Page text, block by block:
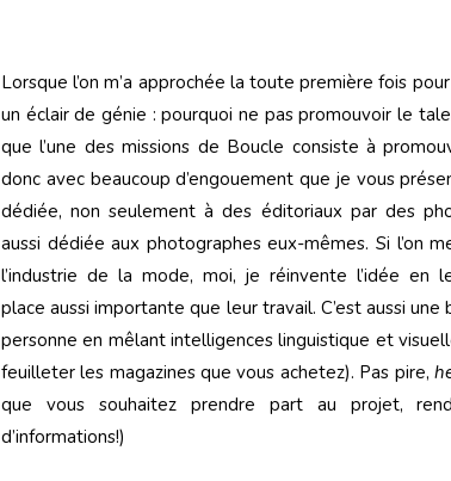
Lorsque l’on m’a approchée la toute première fois
un éclair de génie : pourquoi ne pas promouvoir le
que l’une des missions de Boucle consiste à
donc avec beaucoup d’engouement que je vous
dédiée, non seulement à des éditoriaux par des
aussi dédiée aux photographes eux-mêmes. Si l’on
l’industrie de la mode, moi, je réinvente l’idée en
place aussi importante que leur travail. C’est aussi une
personne en mêlant intelligences linguistique et
feuilleter les magazines que vous achetez). Pas pire,
que vous souhaitez prendre part au projet,
d’informations!)